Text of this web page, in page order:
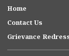
Home
Contact Us
Grievance